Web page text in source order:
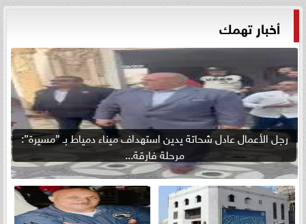
أخبار تهمك
رجل الأعمال عادل شحاتة يدين استهداف ميناء دمياط بـ ”مسيرة”:
مرحلة فارقة...